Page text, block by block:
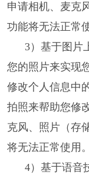
申请相机、麦克
功能将无法正常
3）基于图片
您的照片来实现
修改个人信息中
拍照来帮助您修
克风、照片（存
将无法正常使用。
4）基于语音